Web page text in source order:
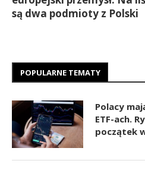
są dwa podmioty z Polski
POPULARNE TEMATY
Polacy
ETF-ach.
początek